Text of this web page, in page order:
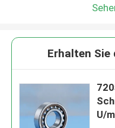
Erhalten Sie
U/